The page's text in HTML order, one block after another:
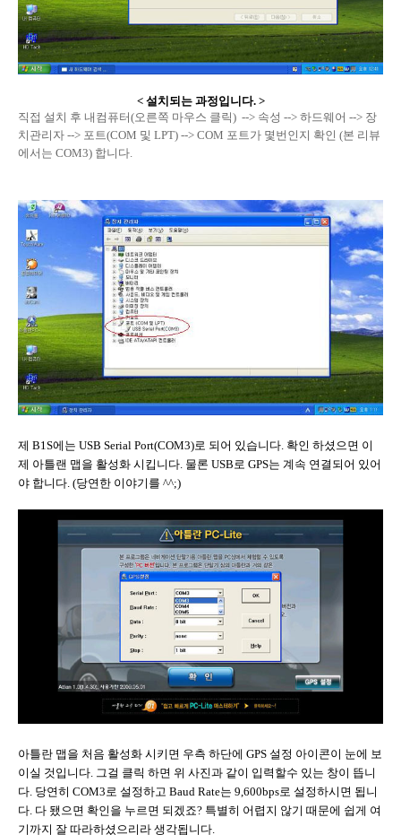
< 설치되는 과정입니다. >
직접 설치 후 내컴퓨터(오른쪽 마우스 클릭) --> 속성 --> 하드웨어 --> 장
치관리자 --> 포트(COM 및 LPT) --> COM 포트가 몇번인지 확인 (본 리뷰
에서는 COM3) 합니다.
제 B1S에는 USB Serial Port(COM3)로 되어 있습니다. 확인 하셨으면 이
제 아틀랜 맵을 활성화 시킵니다. 물론 USB로 GPS는 계속 연결되어 있어
야 합니다. (당연한 이야기를 ^^;)
아틀란 맵을 처음 활성화 시키면 우측 하단에 GPS 설정 아이콘이 눈에 보
이실 것입니다. 그걸 클릭 하면 위 사진과 같이 입력할수 있는 창이 뜹니
다. 당연히 COM3로 설정하고 Baud Rate는 9,600bps로 설정하시면 됩니
다. 다 됐으면 확인을 누르면 되겠죠? 특별히 어렵지 않기 때문에 쉽게 여
기까지 잘 따라하셨으리라 생각됩니다.